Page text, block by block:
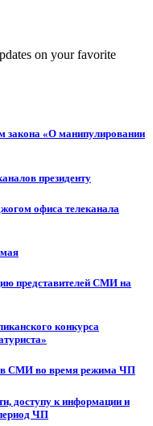
on your favorite
закона «О манипулировании
президенту
офиса телеканала
представителей СМИ на
конкурса
СМИ во время режима ЧП
доступу к информации и
ЧП